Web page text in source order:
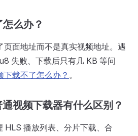
么办？
页面地址而不是真实视频地址。遇
失败、下载后只有几 KB 等问
下载不了怎么办？ 。
视频下载器有什么区别？
HLS 播放列表、分片下载、合